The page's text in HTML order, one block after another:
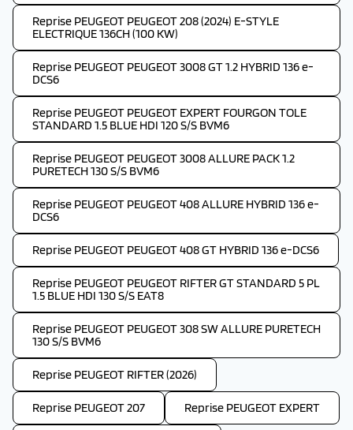
Reprise PEUGEOT PEUGEOT 208 (2024) E-STYLE
ELECTRIQUE 136CH (100 KW)
Reprise PEUGEOT PEUGEOT 3008 GT 1.2 HYBRID 136 e-
DCS6
Reprise PEUGEOT PEUGEOT EXPERT FOURGON TOLE
STANDARD 1.5 BLUE HDI 120 S/S BVM6
Reprise PEUGEOT PEUGEOT 3008 ALLURE PACK 1.2
PURETECH 130 S/S BVM6
Reprise PEUGEOT PEUGEOT 408 ALLURE HYBRID 136 e-
DCS6
Reprise PEUGEOT PEUGEOT 408 GT HYBRID 136 e-DCS6
Reprise PEUGEOT PEUGEOT RIFTER GT STANDARD 5 PL
1.5 BLUE HDI 130 S/S EAT8
Reprise PEUGEOT PEUGEOT 308 SW ALLURE PURETECH
130 S/S BVM6
Reprise PEUGEOT RIFTER (2026)
Reprise PEUGEOT 207 Reprise PEUGEOT EXPERT